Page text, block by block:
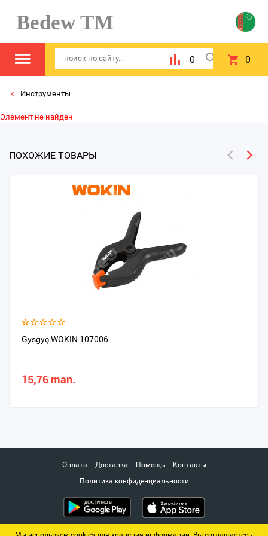
Bedew TM
0 0
Инструменты
Элемент не найден
ПОХОЖИЕ ТОВАРЫ
Gysgyç WOKIN 107006
15,76 man.
Оплата Доставка Помощь
Контакты
Политика конфиденциальности